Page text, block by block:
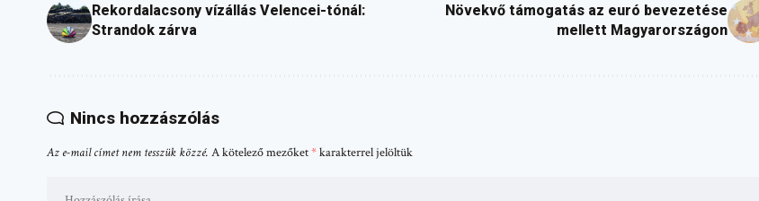
Rekordalacsony vízállás Velencei-tónál:
Strandok zárva
Növekvő támogatás az euró bevezetése
mellett Magyarországon
Nincs hozzászólás
Az e-mail címet nem tesszük közzé. A kötelező mezőket*karakterrel jelöltük